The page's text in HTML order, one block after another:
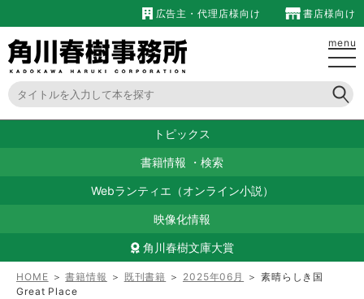
広告主・代理店様向け 書店様向け
menu
トピックス
書籍情報 ・ 検索
Webランティエ（オンライン小説）
映像化情報
角川春樹文庫大賞
HOME ＞書籍情報 ＞ 既刊書籍 ＞ 2025年06月
＞ 素晴らしき国
Great Place